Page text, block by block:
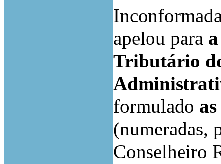
apelou para
Tributário
formulado
(numeradas,
Conselheiro